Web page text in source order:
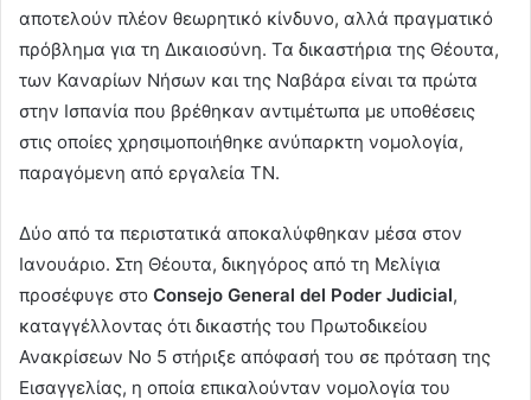
αποτελούν πλέον θεωρητικό κίνδυνο, αλλά πραγματικό
πρόβλημα για τη Δικαιοσύνη. Τα δικαστήρια της Θέουτα,
των Καναρίων Νήσων και της Ναβάρα είναι τα πρώτα
στην Ισπανία που βρέθηκαν αντιμέτωπα με υποθέσεις
στις οποίες χρησιμοποιήθηκε ανύπαρκτη νομολογία,
παραγόμενη από εργαλεία ΤΝ.
Δύο από τα περιστατικά αποκαλύφθηκαν μέσα στον
Ιανουάριο. Στη Θέουτα, δικηγόρος από τη Μελίγια
προσέφυγε στο Consejo General del Poder Judicial,
καταγγέλλοντας ότι δικαστής του Πρωτοδικείου
Ανακρίσεων Νο 5 στήριξε απόφασή του σε πρόταση της
Εισαγγελίας, η οποία επικαλούνταν νομολογία του